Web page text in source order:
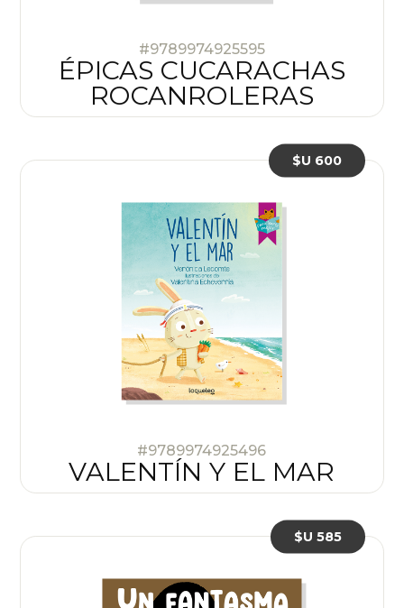
#9789974925595
ÉPICAS CUCARACHAS
ROCANROLERAS
#9789974925496
VALENTÍN Y EL MAR
$U 600
$U 585